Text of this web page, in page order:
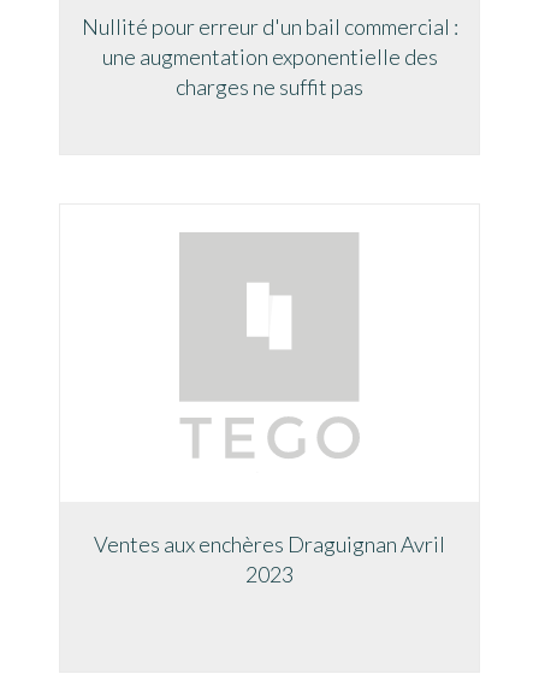
Nullité pour erreur d'un bail commercial :
une augmentation exponentielle des
charges ne suffit pas
Ventes aux enchères Draguignan Avril
2023